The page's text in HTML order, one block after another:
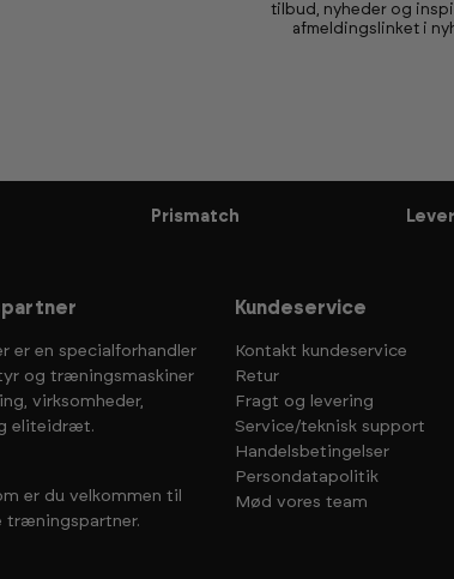
tilbud, nyheder og
afmeldingslinket i
Prismatch
er en specialforhandler
og træningsmaskiner
virksomheder,
eliteidræt.
er du velkommen til
træningspartner.
Kundeservice
Kontakt kundeservice
Retur
Fragt og levering
Service/teknisk support
Handelsbetingelser
Persondatapolitik
Mød vores team